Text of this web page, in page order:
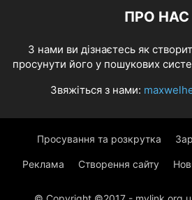
ПРО НАС
З нами ви дізнаєтесь як
просунути його у пошукових
Звяжіться з нами:
Просування та розкрутка
Реклама Створення сайту